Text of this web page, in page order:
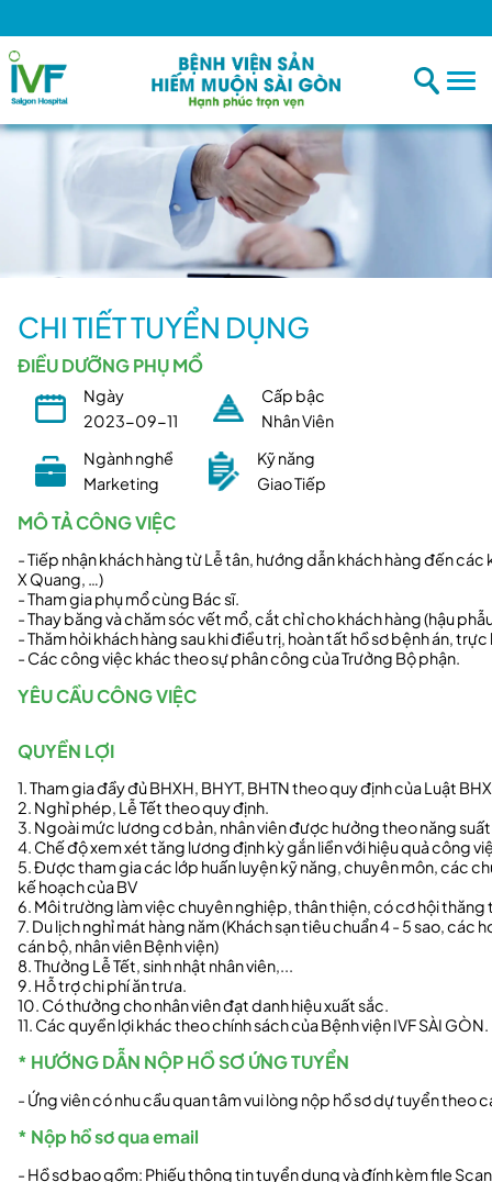
MÔ TẢ CÔNG VIỆC
- Tiếp nhận khách hàng từ Lễ tân, hướng dẫn khách hàng đến
X Quang, …)
- Tham gia phụ mổ cùng Bác sĩ.
- Thay băng và chăm sóc vết mổ, cắt chỉ cho khách hàng (hậu
- Thăm hỏi khách hàng sau khi điều trị, hoàn tất hồ sơ bệnh án,
- Các công việc khác theo sự phân công của Trưởng Bộ phận.
YÊU CẦU CÔNG VIỆC
QUYỀN LỢI
1. Tham gia đầy đủ BHXH, BHYT, BHTN theo quy định của Luật
2. Nghỉ phép, Lễ Tết theo quy định.
3. Ngoài mức lương cơ bản, nhân viên được hưởng theo năng
4. Chế độ xem xét tăng lương định kỳ gắn liền với hiệu quả công
5. Được tham gia các lớp huấn luyện kỹ năng, chuyên môn, các
kế hoạch của BV
6. Môi trường làm việc chuyên nghiệp, thân thiện, có cơ hội thăng
7. Du lịch nghỉ mát hàng năm (Khách sạn tiêu chuẩn 4 - 5 sao,
cán bộ, nhân viên Bệnh viện)
8. Thưởng Lễ Tết, sinh nhật nhân viên,...
9. Hỗ trợ chi phí ăn trưa.
10. Có thưởng cho nhân viên đạt danh hiệu xuất sắc.
11. Các quyền lợi khác theo chính sách của Bệnh viện IVF SÀI GÒN.
* HƯỚNG DẪN NỘP HỒ SƠ ỨNG TUYỂN
- Ứng viên có nhu cầu quan tâm vui lòng nộp hồ sơ dự tuyển theo
* Nộp hồ sơ qua email
- Hồ sơ bao gồm: Phiếu thông tin tuyển dụng và đính kèm file
CHI TIẾT TUYỂN DỤNG
ĐIỀU DƯỠNG PHỤ MỔ
Ngày
2023-09-11
Cấp bậc
Nhân Viên
Ngành nghề
Marketing
Kỹ năng
Giao Tiếp